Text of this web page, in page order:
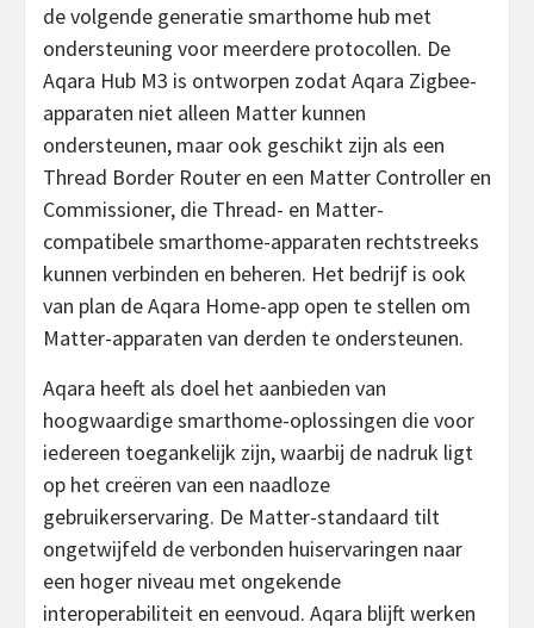
de volgende generatie smarthome hub met
ondersteuning voor meerdere protocollen. De
Aqara Hub M3 is ontworpen zodat Aqara Zigbee-
apparaten niet alleen Matter kunnen
ondersteunen, maar ook geschikt zijn als een
Thread Border Router en een Matter Controller en
Commissioner, die Thread- en Matter-
compatibele smarthome-apparaten rechtstreeks
kunnen verbinden en beheren. Het bedrijf is ook
van plan de Aqara Home-app open te stellen om
Matter-apparaten van derden te ondersteunen.
Aqara heeft als doel het aanbieden van
hoogwaardige smarthome-oplossingen die voor
iedereen toegankelijk zijn, waarbij de nadruk ligt
op het creëren van een naadloze
gebruikerservaring. De Matter-standaard tilt
ongetwijfeld de verbonden huiservaringen naar
een hoger niveau met ongekende
interoperabiliteit en eenvoud. Aqara blijft werken